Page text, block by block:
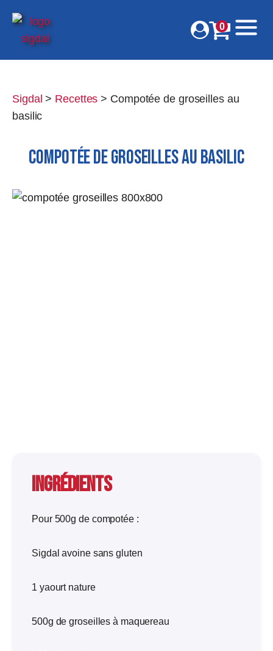
0
Sigdal > Recettes > Compotée de groseilles au
basilic
COMPOTÉE DE GROSEILLES AU BASILIC
Ingrédients
Pour 500g de compotée :
Sigdal avoine sans gluten
1 yaourt nature
500g de groseilles à maquereau